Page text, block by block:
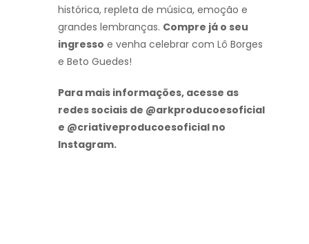
histórica, repleta de música, emoção e
grandes lembranças. Compre já o seu
ingresso e venha celebrar com Lô Borges
e Beto Guedes!
Para mais informações, acesse as
redes sociais de @arkproducoesoficial
e @criativeproducoesoficial no
Instagram.